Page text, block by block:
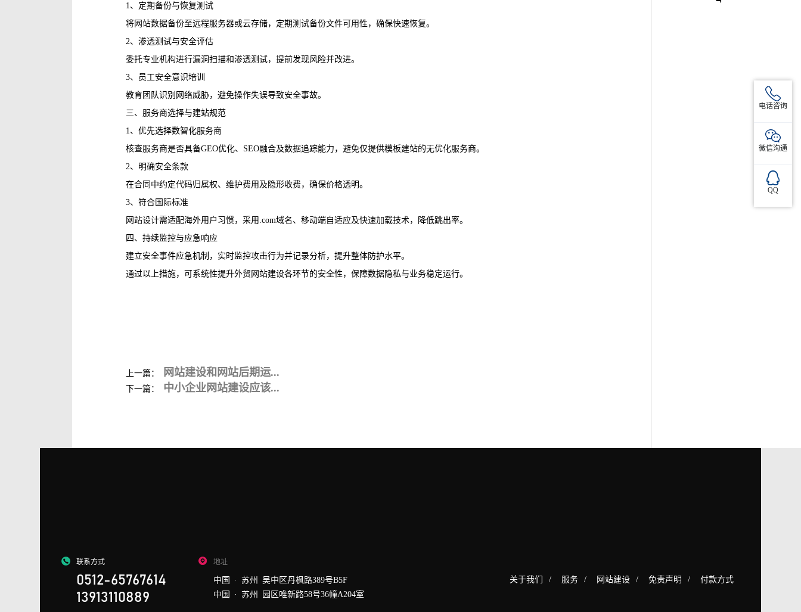
1、‌定期备份与恢复测试‌
将网站数据备份至远程服务器或云存储，定期测试备份文件可用性，确保快速恢复‌。
2、‌渗透测试与安全评估‌
委托专业机构进行漏洞扫描和渗透测试，提前发现风险并改进‌。
3、‌员工安全意识培训‌
教育团队识别网络威胁，避免操作失误导致安全事故‌。
三、服务商选择与建站规范
1、‌优先选择数智化服务商‌
核查服务商是否具备GEO优化、SEO融合及数据追踪能力，避免仅提供模板建站的无优化服务商‌。
2、‌明确安全条款‌
在合同中约定代码归属权、维护费用及隐形收费，确保价格透明‌。
3、‌符合国际标准‌
网站设计需适配海外用户习惯，采用.com域名、移动端自适应及快速加载技术，降低跳出率。
四、持续监控与应急响应
建立安全事件应急机制，实时监控攻击行为并记录分析，提升整体防护水平‌。
通过以上措施，可系统性提升外贸网站建设各环节的安全性，保障数据隐私与业务稳定运行。
上一篇： 网站建设和网站后期运...
下一篇： 中小企业网站建设应该...
联系方式
0512-65767614
13913110889
地址
中国 · 苏州 吴中区丹枫路389号B5F
中国 · 苏州 园区唯新路58号36幢A204室
关于我们 / 服务 / 网站建设 / 免责声明 / 付款方式
电话咨询
微信沟通
QQ